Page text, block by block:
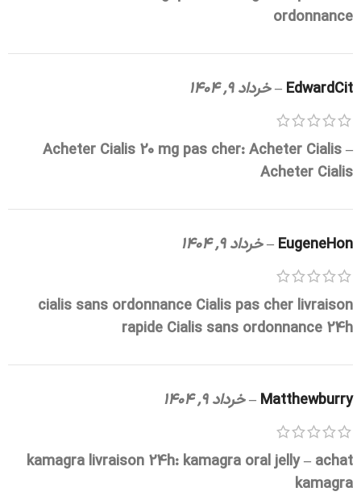
ordonnance
EdwardCit
–خرداد 9, 1404
Acheter Cialis 20 mg pas cher:Acheter Cialis–
Acheter Cialis
EugeneHon
–خرداد 9, 1404
cialis sans ordonnance Cialis pas cher livraison
rapide Cialis sans ordonnance 24h
Matthewburry
–خرداد 9, 1404
kamagra livraison 24h: kamagra oral jelly– achat
kamagra